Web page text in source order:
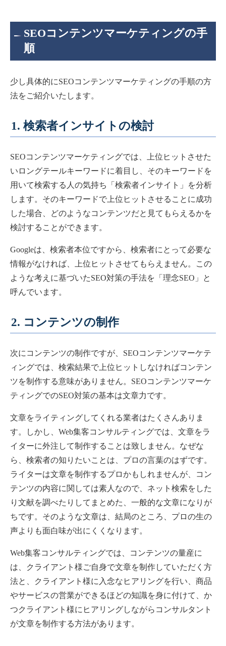
SEOコンテンツマーケティングの手
順
少し具体的にSEOコンテンツマーケティングの手順の方
法をご紹介いたします。
1. 検索者インサイトの検討
SEOコンテンツマーケティングでは、上位ヒットさせた
いロングテールキーワードに着目し、そのキーワードを
用いて検索する人の気持ち「検索者インサイト」を分析
します。そのキーワードで上位ヒットさせることに成功
した場合、どのようなコンテンツだと見てもらえるかを
検討することができます。
Googleは、検索者本位ですから、検索者にとって必要な
情報がなければ、上位ヒットさせてもらえません。この
ような考えに基づいたSEO対策の手法を「理念SEO」と
呼んでいます。
2. コンテンツの制作
次にコンテンツの制作ですが、SEOコンテンツマーケテ
ィングでは、検索結果で上位ヒットしなければコンテン
ツを制作する意味がありません。SEOコンテンツマーケ
ティングでのSEO対策の基本は文章力です。
文章をライティングしてくれる業者はたくさんありま
す。しかし、Web集客コンサルティングでは、文章をラ
イターに外注して制作することは致しません。なぜな
ら、検索者の知りたいことは、プロの言葉のはずです。
ライターは文章を制作するプロかもしれませんが、コン
テンツの内容に関しては素人なので、ネット検索をした
り文献を調べたりしてまとめた、一般的な文章になりが
ちです。そのような文章は、結局のところ、プロの生の
声よりも面白味が出にくくなります。
Web集客コンサルティングでは、コンテンツの量産に
は、クライアント様ご自身で文章を制作していただく方
法と、クライアント様に入念なヒアリングを行い、商品
やサービスの営業ができるほどの知識を身に付けて、か
つクライアント様にヒアリングしながらコンサルタント
が文章を制作する方法があります。